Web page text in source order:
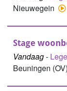
Nieuwegein
Stage
Vandaag-
Beuningen (OV)